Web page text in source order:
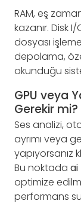
RAM, eş
kazanır. Disk
dosyası
depolama,
okunduğu
GPU veya
Gerekir mi?
Ses analizi,
ayrımı veya
yapıyorsanız
Bu noktada ai
optimize
performans